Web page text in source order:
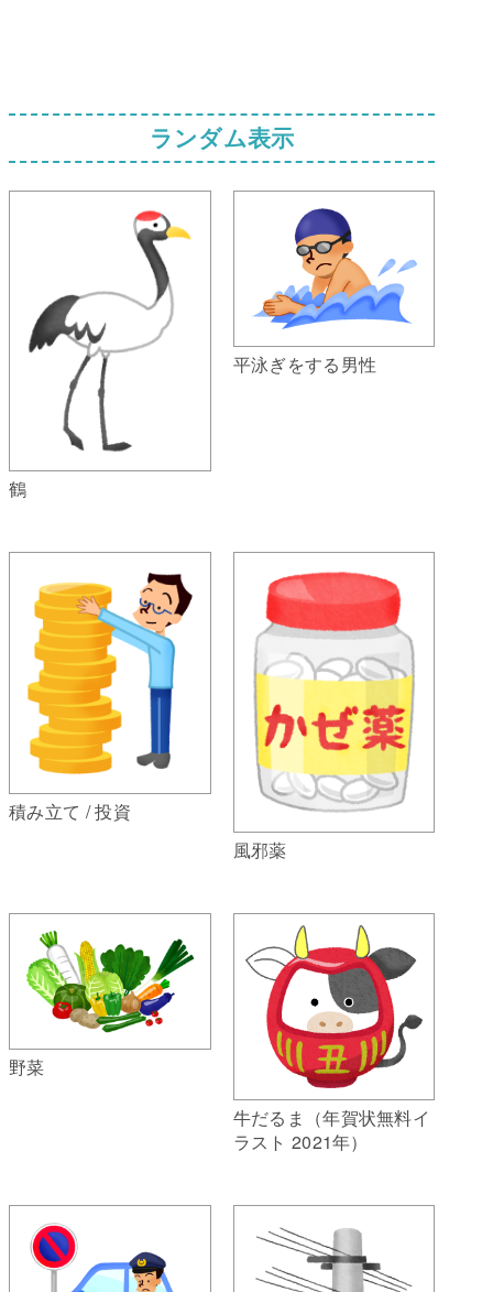
ランダム表示
鶴
平泳ぎをする男性
積み立て / 投資
風邪薬
野菜
牛だるま（年賀状無料イ
ラスト 2021年）